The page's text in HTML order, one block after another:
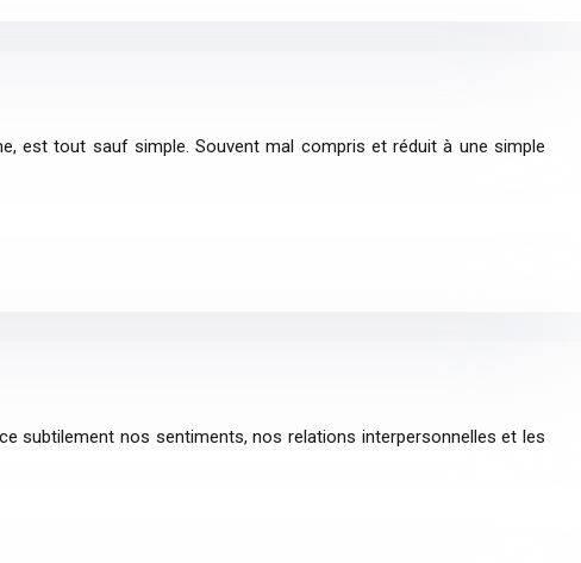
est tout sauf simple. Souvent mal compris et réduit à une simple
subtilement nos sentiments, nos relations interpersonnelles et les